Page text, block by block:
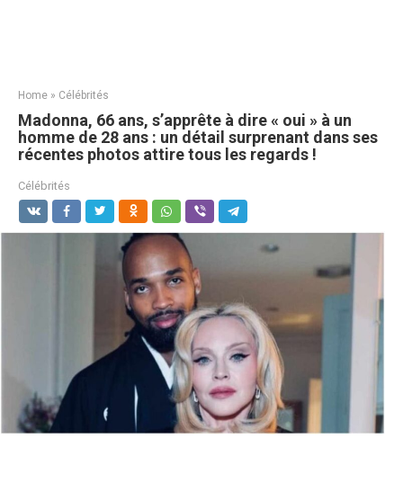
Home » Célébrités
Madonna, 66 ans, s’apprête à dire « oui » à un
homme de 28 ans : un détail surprenant dans ses
récentes photos attire tous les regards !
Célébrités